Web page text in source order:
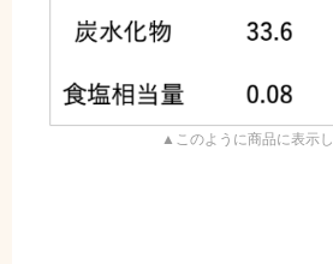
▲このように商品に表示